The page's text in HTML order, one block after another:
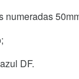
numeradas
DF.